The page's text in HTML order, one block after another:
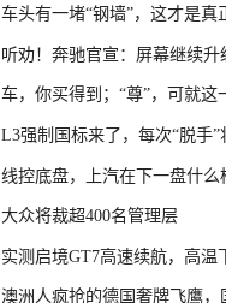
车头有一堵“钢墙”，这才是真
听劝！奔驰官宣：屏幕继续
车，你买得到；“尊”，可就这
L3强制国标来了，每次“脱手”
线控底盘，上汽在下一盘什么
大众将裁超400名管理层
实测启境GT7高速续航，高温
澳洲人疯抢的德国奢牌飞鹰